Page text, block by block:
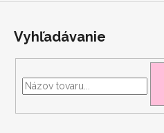
Vyhľadávanie